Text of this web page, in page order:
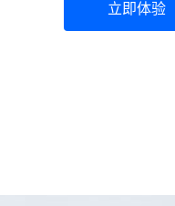
立即体验